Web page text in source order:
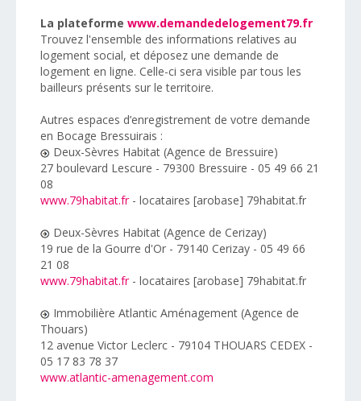
La plateforme www.demandedelogement79.fr
Trouvez l'ensemble des informations relatives au
logement social, et déposez une demande de
logement en ligne. Celle-ci sera visible par tous les
bailleurs présents sur le territoire.
Autres espaces d’enregistrement de votre demande
en Bocage Bressuirais :
Deux-Sèvres Habitat (Agence de Bressuire)
27 boulevard Lescure - 79300 Bressuire - 05 49 66 21
08
www.79habitat.fr- locataires [arobase] 79habitat.fr
Deux-Sèvres Habitat (Agence de Cerizay)
19 rue de la Gourre d'Or - 79140 Cerizay - 05 49 66
21 08
www.79habitat.fr- locataires [arobase] 79habitat.fr
Immobilière Atlantic Aménagement (Agence de
Thouars)
12 avenue Victor Leclerc - 79104 THOUARS CEDEX -
05 17 83 78 37
www.atlantic-amenagement.com